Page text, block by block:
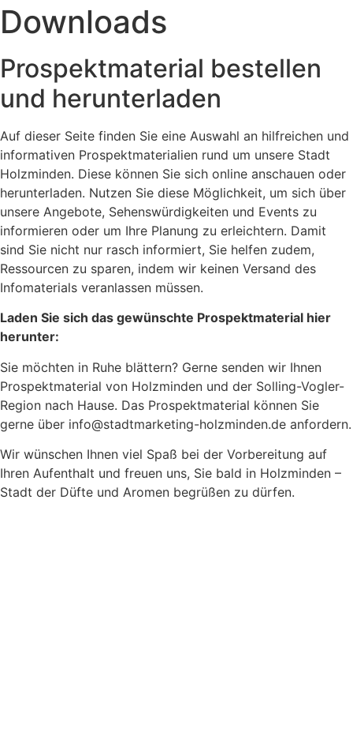
Downloads
Prospektmaterial bestellen
und herunterladen
Auf dieser Seite finden Sie eine Auswahl an hilfreichen und
informativen Prospektmaterialien rund um unsere Stadt
Holzminden. Diese können Sie sich online anschauen oder
herunterladen. Nutzen Sie diese Möglichkeit, um sich über
unsere Angebote, Sehenswürdigkeiten und Events zu
informieren oder um Ihre Planung zu erleichtern. Damit
sind Sie nicht nur rasch informiert, Sie helfen zudem,
Ressourcen zu sparen, indem wir keinen Versand des
Infomaterials veranlassen müssen.
Laden Sie sich das gewünschte Prospektmaterial hier
herunter:
Sie möchten in Ruhe blättern? Gerne senden wir Ihnen
Prospektmaterial von Holzminden und der Solling-Vogler-
Region nach Hause. Das Prospektmaterial können Sie
gerne über info@stadtmarketing-holzminden.de anfordern.
Wir wünschen Ihnen viel Spaß bei der Vorbereitung auf
Ihren Aufenthalt und freuen uns, Sie bald in Holzminden –
Stadt der Düfte und Aromen begrüßen zu dürfen.